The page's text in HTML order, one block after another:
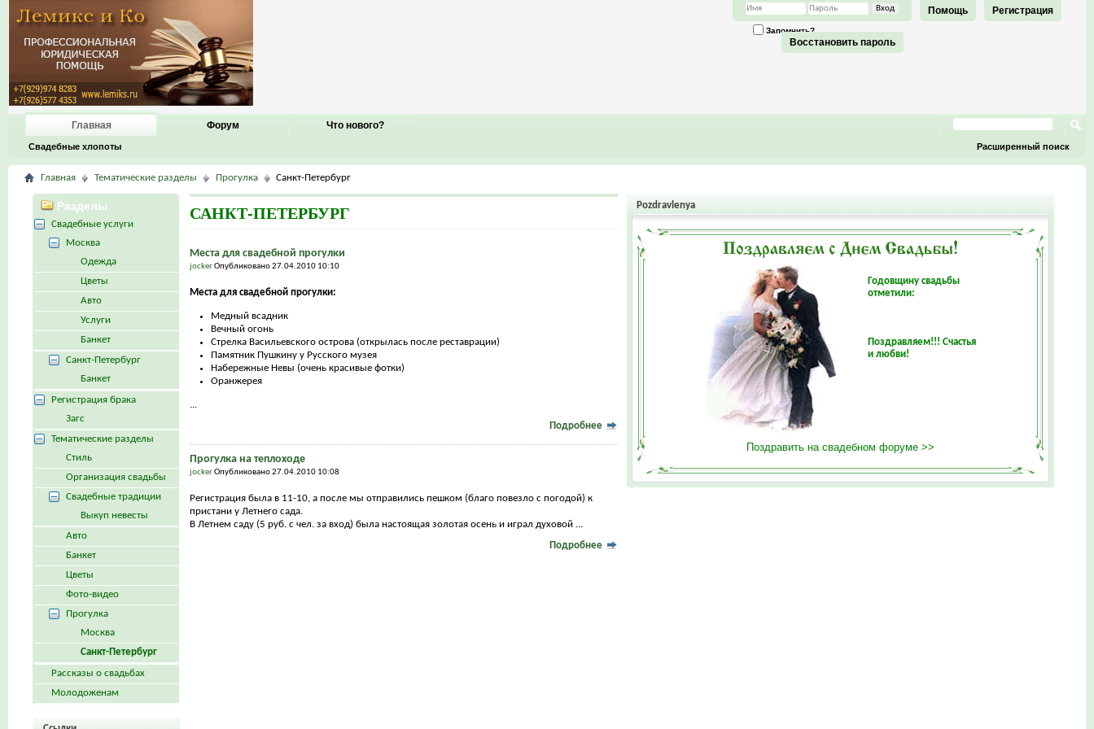
Регистрация
Помощь
Запомнить?
Восстановить пароль
Главная
Свадебные хлопоты
Форум Что нового?
Расширенный поиск
Главная Тематические разделы Прогулка Санкт-Петербург
САНКТ-ПЕТЕРБУРГ
Места для свадебной прогулки
jockerОпубликовано 27.04.2010 10:10
Места для свадебной прогулки:
Медный всадник
Вечный огонь
Стрелка Васильевского острова (открылась после реставрации)
Памятник Пушкину у Русского музея
Набережные Невы (очень красивые фотки)
Оранжерея
...
Подробнее
Прогулка на теплоходе
jockerОпубликовано 27.04.2010 10:08
Регистрация была в 11-10, а после мы отправились пешком (благо повезло с погодой) к
пристани у Летнего сада.
В Летнем саду (5 руб. с чел. за вход) была настоящая золотая осень и играл духовой ...
Подробнее
Pozdravlenya
Годовщину свадьбы
отметили:
Поздравляем!!! Счастья
и любви!
Поздравить на свадебном форуме >>
Разделы
Свадебные услуги
Москва
Одежда
Цветы
Авто
Услуги
Банкет
Санкт-Петербург
Банкет
Регистрация брака
Загс
Тематические разделы
Стиль
Организация свадьбы
Свадебные традиции
Выкуп невесты
Авто
Банкет
Цветы
Фото-видео
Прогулка
Москва
Санкт-Петербург
Рассказы о свадьбах
Молодоженам